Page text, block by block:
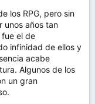
los RPG, pero sin
unos años tan
el de
infinidad de ellos y
acabe
Algunos de los
un gran